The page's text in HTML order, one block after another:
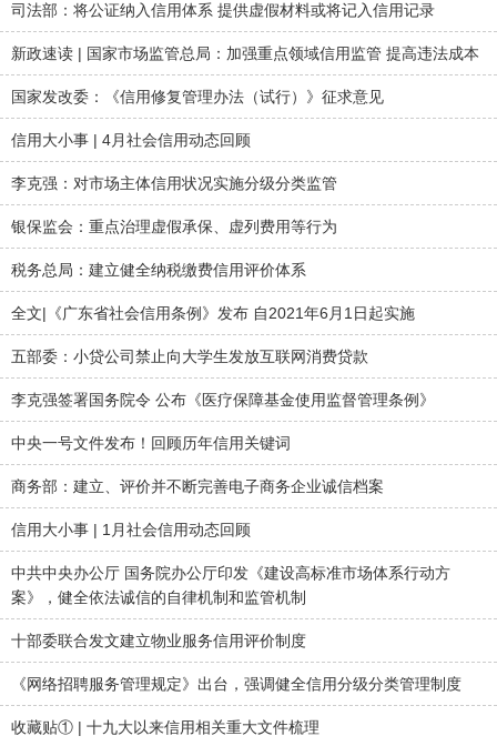
司法部：将公证纳入信用体系 提供虚假材料或将记入信用记录
新政速读 | 国家市场监管总局：加强重点领域信用监管 提高违法成本
国家发改委：《信用修复管理办法（试行）》征求意见
信用大小事 | 4月社会信用动态回顾
李克强：对市场主体信用状况实施分级分类监管
银保监会：重点治理虚假承保、虚列费用等行为
税务总局：建立健全纳税缴费信用评价体系
全文|《广东省社会信用条例》发布 自2021年6月1日起实施
五部委：小贷公司禁止向大学生发放互联网消费贷款
李克强签署国务院令 公布《医疗保障基金使用监督管理条例》
中央一号文件发布！回顾历年信用关键词
商务部：建立、评价并不断完善电子商务企业诚信档案
信用大小事 | 1月社会信用动态回顾
中共中央办公厅 国务院办公厅印发《建设高标准市场体系行动方
案》，健全依法诚信的自律机制和监管机制
十部委联合发文建立物业服务信用评价制度
《网络招聘服务管理规定》出台，强调健全信用分级分类管理制度
收藏贴① | 十九大以来信用相关重大文件梳理